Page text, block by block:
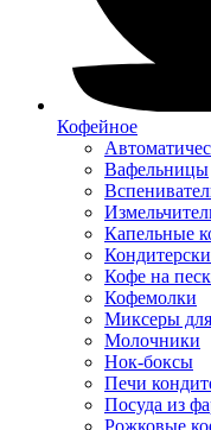
Кофейное
Вафельницы
Капельные
Кофе на
Кофемолки
Миксеры
Молочники
Нок-боксы
Печи
Посуда из
Рожковые